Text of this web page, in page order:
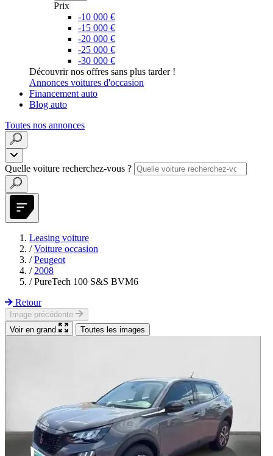
Prix
-10 000 €
-15 000 €
-20 000 €
-25 000 €
-30 000 €
Découvrir nos offres sans plus tarder !
Annonces voitures d'occasion
Financement auto
Blog auto
Toutes nos annonces
Quelle voiture recherchez-vous ?
Leasing voiture
/ Voiture occasion
/ Peugeot
/ 2008
/ PureTech 100 S&S BVM6
Retour
Image précédente
Voir en grand
Toutes les images